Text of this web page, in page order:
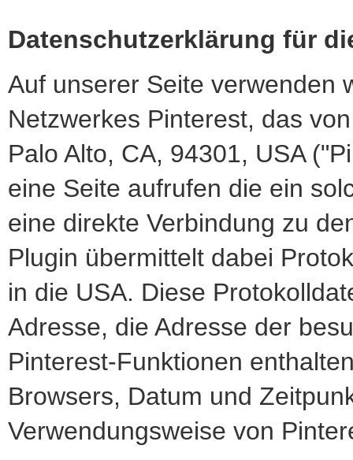
Datenschutzerklärung für
Auf unserer Seite verwenden
Netzwerkes Pinterest, das
Palo Alto, CA, 94301, USA
eine Seite aufrufen die ein
eine direkte Verbindung zu
Plugin übermittelt dabei
in die USA. Diese
Adresse, die Adresse der
Pinterest-Funktionen
Browsers, Datum und
Verwendungsweise von